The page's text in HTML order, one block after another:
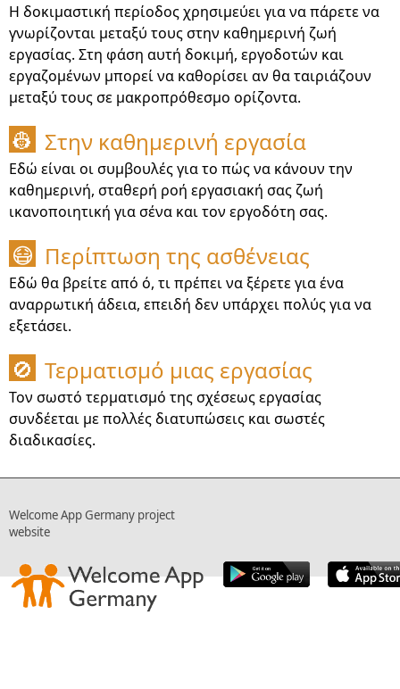
Η δοκιμαστική περίοδος χρησιμεύει για να πάρετε να
γνωρίζονται μεταξύ τους στην καθημερινή ζωή
εργασίας. Στη φάση αυτή δοκιμή, εργοδοτών και
εργαζομένων μπορεί να καθορίσει αν θα ταιριάζουν
μεταξύ τους σε μακροπρόθεσμο ορίζοντα.
👷 Στην καθημερινή εργασία
Εδώ είναι οι συμβουλές για το πώς να κάνουν την
καθημερινή, σταθερή ροή εργασιακή σας ζωή
ικανοποιητική για σένα και τον εργοδότη σας.
😷 Περίπτωση της ασθένειας
Εδώ θα βρείτε από ό, τι πρέπει να ξέρετε για ένα
αναρρωτική άδεια, επειδή δεν υπάρχει πολύς για να
εξετάσει.
🚫 Τερματισμό μιας εργασίας
Τον σωστό τερματισμό της σχέσεως εργασίας
συνδέεται με πολλές διατυπώσεις και σωστές
διαδικασίες.
Welcome App Germany project
website